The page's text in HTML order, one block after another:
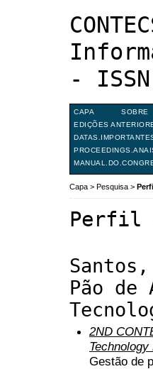
-
CAPA SOBRE
EDIÇÕES
Capa > Pesquisa >
Perfil
Pão de
2ND
Gestão de